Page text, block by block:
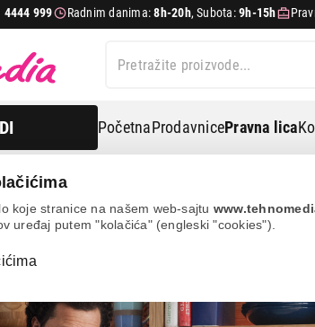
koje stranice na našem web-sajtu
uređaj putem "kolačića" (engleski "cookies").
4444 999 Radnim danima:8h-20h, Subota:9h-15h
PočetnaProdavnicePravna lica
novca –